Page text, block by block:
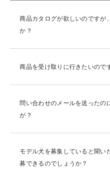
商品カタログが欲しいのですが
か？
商品を受け取りに行きたいので
問い合わせのメールを送ったの
が？
モデル犬を募集していると聞い
募できるのでしょうか？